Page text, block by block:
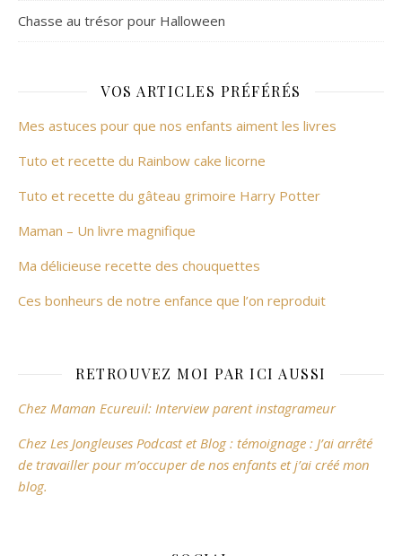
Chasse au trésor pour Halloween
VOS ARTICLES PRÉFÉRÉS
Mes astuces pour que nos enfants aiment les livres
Tuto et recette du Rainbow cake licorne
Tuto et recette du gâteau grimoire Harry Potter
Maman – Un livre magnifique
Ma délicieuse recette des chouquettes
Ces bonheurs de notre enfance que l’on reproduit
RETROUVEZ MOI PAR ICI AUSSI
Chez Maman Ecureuil: Interview parent instagrameur
Chez Les Jongleuses Podcast et Blog : témoignage : J’ai arrêté
de travailler pour m’occuper de nos enfants et j’ai créé mon
blog.